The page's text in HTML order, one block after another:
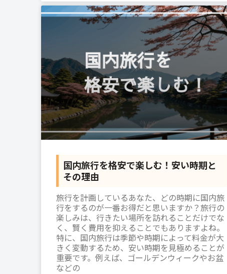
国内旅行を格安で楽しむ！安い時期と
その理由
旅行を計画しているあなた、どの時期に国内旅
行をするのが一番お得だと思いますか？旅行の
楽しみは、行きたい場所を訪れることだけでな
く、賢く費用を抑えることでもありますよね。
特に、国内旅行は季節や時期によって料金が大
きく変動するため、安い時期を見極めることが
重要です。例えば、ゴールデンウィークやお盆
などの